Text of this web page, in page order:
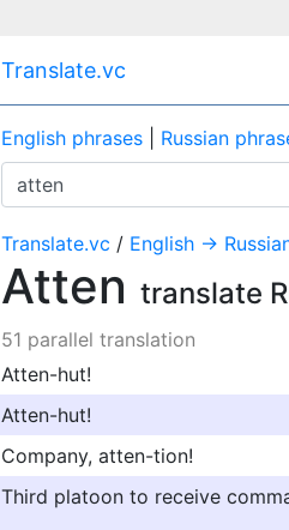
Translate.vc
English phrases Russian
Translate.vc / English →
Atten translate
51 parallel translation
Atten-hut!
Atten-hut!
Company, atten-tion!
Third platoon to receive